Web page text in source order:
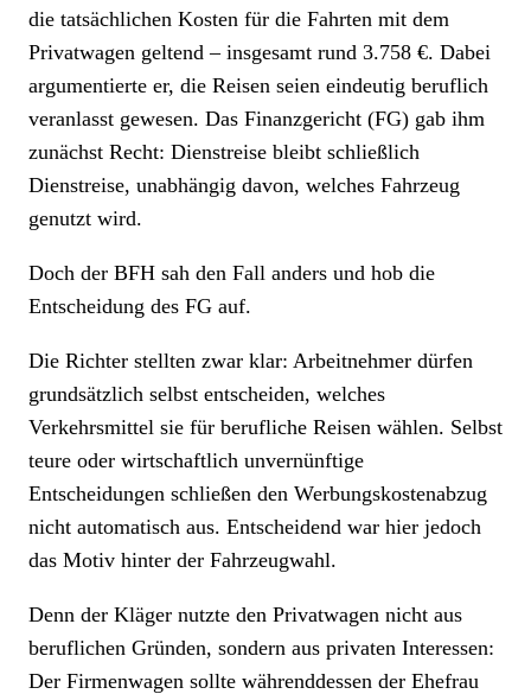
die tatsächlichen Kosten für die Fahrten mit dem
Privatwagen geltend – insgesamt rund 3.758 €. Dabei
argumentierte er, die Reisen seien eindeutig beruflich
veranlasst gewesen. Das Finanzgericht (FG) gab ihm
zunächst Recht: Dienstreise bleibt schließlich
Dienstreise, unabhängig davon, welches Fahrzeug
genutzt wird.
Doch der BFH sah den Fall anders und hob die
Entscheidung des FG auf.
Die Richter stellten zwar klar: Arbeitnehmer dürfen
grundsätzlich selbst entscheiden, welches
Verkehrsmittel sie für berufliche Reisen wählen. Selbst
teure oder wirtschaftlich unvernünftige
Entscheidungen schließen den Werbungskostenabzug
nicht automatisch aus. Entscheidend war hier jedoch
das Motiv hinter der Fahrzeugwahl.
Denn der Kläger nutzte den Privatwagen nicht aus
beruflichen Gründen, sondern aus privaten Interessen:
Der Firmenwagen sollte währenddessen der Ehefrau